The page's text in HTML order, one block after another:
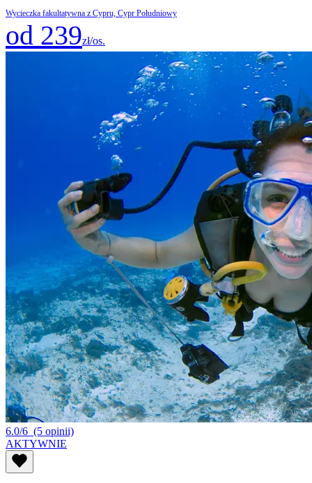
Wycieczka fakultatywna z Cypru, Cypr Południowy
od 239zł/os.
6.0/6 (5 opinii)
AKTYWNIE